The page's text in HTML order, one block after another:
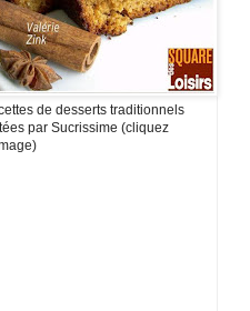
de desserts traditionnels
par Sucrissime (cliquez